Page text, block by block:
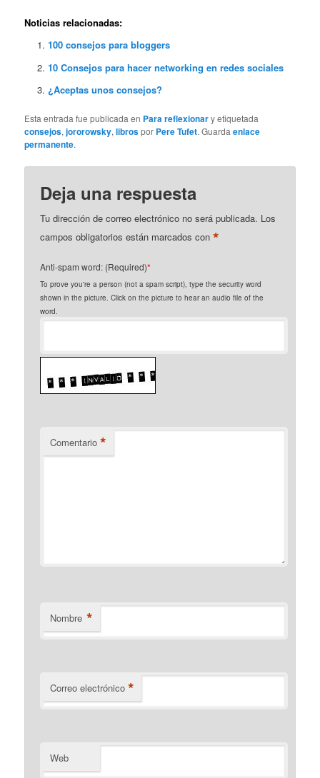
Noticias relacionadas:
100 consejos para bloggers
10 Consejos para hacer networking en redes sociales
¿Aceptas unos consejos?
Esta entrada fue publicada en Para reflexionary etiquetada
consejos,jororowsky,librospor Pere Tufet. Guardaenlace
permanente.
Deja una respuesta
Tu dirección de correo electrónico no será publicada. Los
campos obligatorios están marcados con*
Anti-spam word: (Required)*
To prove you're a person (not a spam script), type the security word
shown in the picture. Click on the picture to hear an audio file of the
word.
Comentario *
Nombre *
Correo electrónico *
Web